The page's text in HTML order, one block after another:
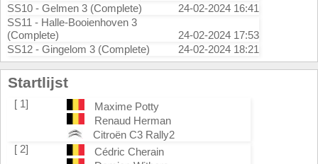
SS10 - Gelmen 3 (Complete)
24-02-2024 16:41
SS11 - Halle-Booienhoven 3
(Complete)
24-02-2024 17:53
SS12 - Gingelom 3 (Complete)
24-02-2024 18:21
Startlijst
[ 1]
Maxime Potty
Renaud Herman
Citroën C3 Rally2
[ 2]
Cédric Cherain